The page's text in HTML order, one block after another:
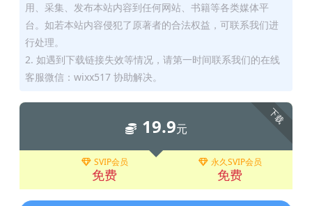
用、采集、发布本站内容到任何网站、书籍等各类媒体平
台。如若本站内容侵犯了原著者的合法权益，可联系我们进
行处理。
2. 如遇到下载链接失效等情况，请第一时间联系我们的在线
客服微信：wixx517 协助解决。
下载
19.9元
SVIP会员
免费
永久SVIP会员
免费